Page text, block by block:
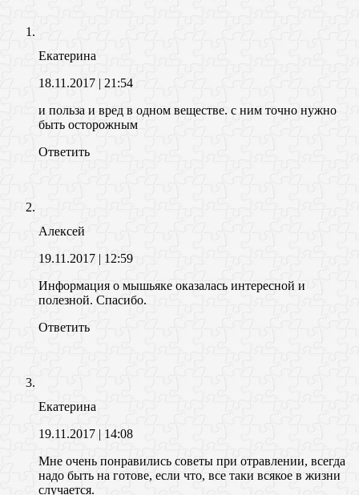
Екатерина
18.11.2017 | 21:54
и польза и вред в одном веществе. с ним точно нужно
быть осторожным
Ответить
Алексей
19.11.2017 | 12:59
Информация о мышьяке оказалась интересной и
полезной. Спасибо.
Ответить
Екатерина
19.11.2017 | 14:08
Мне очень понравились советы при отравлении, всегда
надо быть на готове, если что, все таки всякое в жизни
случается.